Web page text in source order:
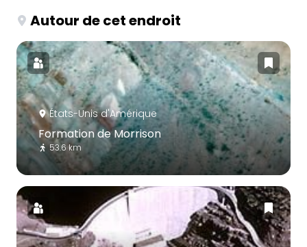
Autour de cet endroit
États-Unis d'Amérique
Formation de Morrison
53.6 km